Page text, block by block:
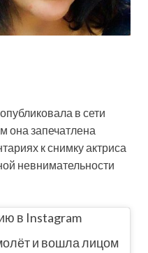
в сети
она запечатлена
к снимку актриса
невнимательности
в Instagram
и вошла лицом